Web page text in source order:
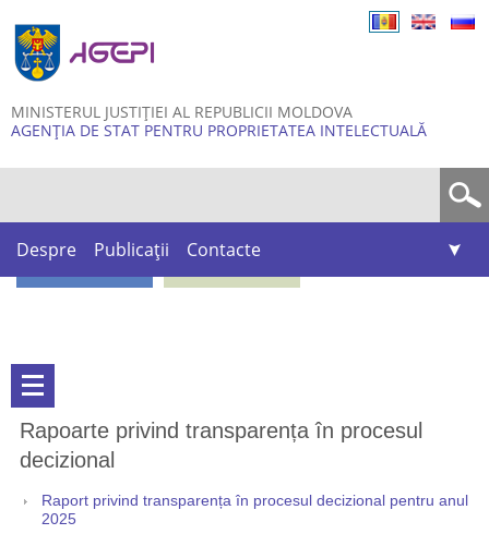
MINISTERUL JUSTIȚIEI AL REPUBLICII MOLDOVA
AGENȚIA DE STAT PENTRU PROPRIETATEA INTELECTUALĂ
Despre Publicații Contacte
Rapoarte privind transparența în procesul
decizional
Raport privind transparența în procesul decizional pentru anul
2025